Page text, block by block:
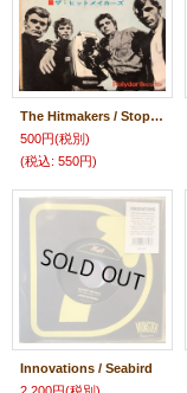
The Hitmakers / Stop The Music
500円(税別)
(税込: 550円)
Innovations / Seabird